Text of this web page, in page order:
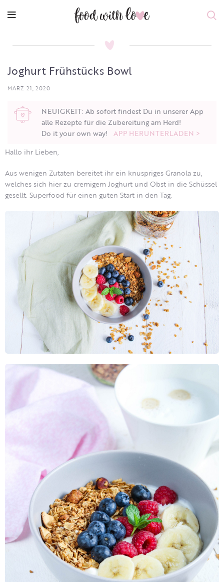
Joghurt Frühstücks Bowl
MÄRZ 21, 2020
NEUIGKEIT: Ab sofort findest Du in unserer App
alle Rezepte für die Zubereitung am Herd!
Do it your own way! APP HERUNTERLADEN >
Hallo ihr Lieben,
Aus wenigen Zutaten bereitet ihr ein knuspriges Granola zu,
welches sich hier zu cremigem Joghurt und Obst in die Schüssel
gesellt. Superfood für einen guten Start in den Tag.